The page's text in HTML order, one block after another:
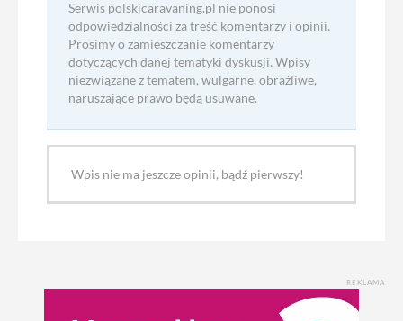
Serwis polskicaravaning.pl nie ponosi
odpowiedzialności za treść komentarzy i opinii.
Prosimy o zamieszczanie komentarzy
dotyczących danej tematyki dyskusji. Wpisy
niezwiązane z tematem, wulgarne, obraźliwe,
naruszające prawo będą usuwane.
Wpis nie ma jeszcze opinii, bądź pierwszy!
REKLAMA